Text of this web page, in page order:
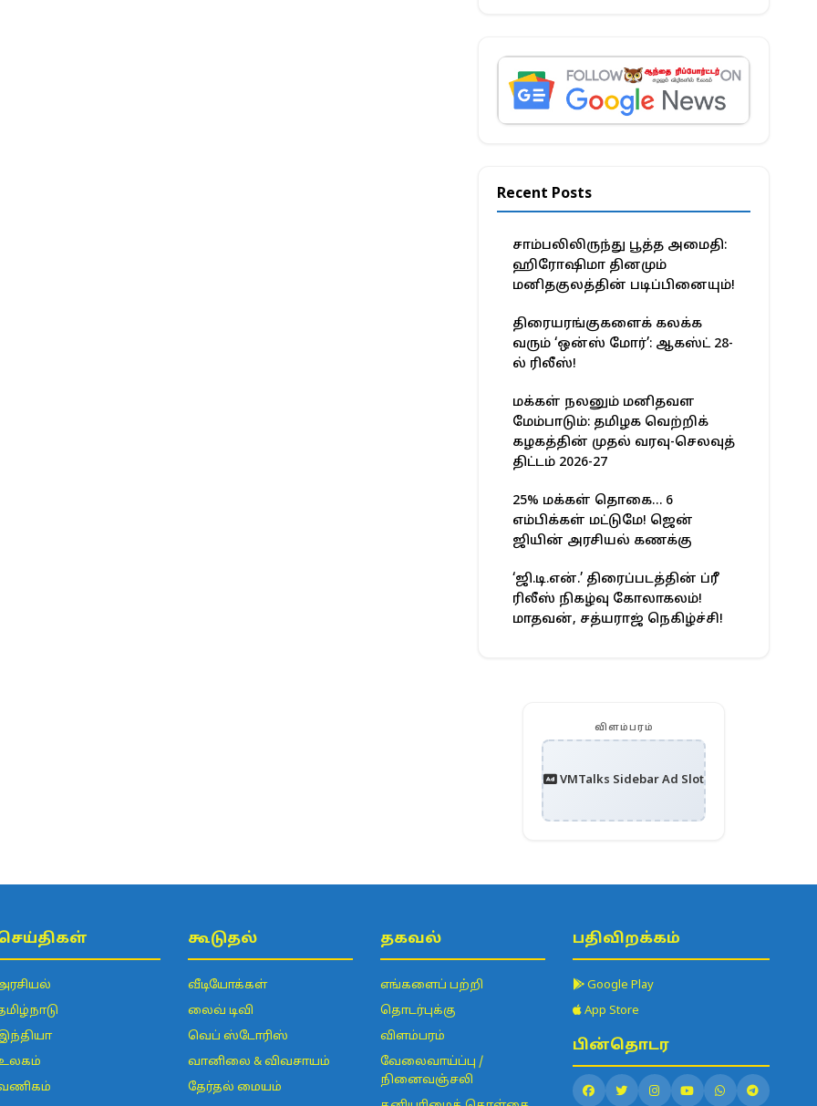
Recent Posts
சாம்பலிலிருந்து பூத்த அமைதி:
ஹிரோஷிமா தினமும்
மனிதகுலத்தின் படிப்பினையும்!
திரையரங்குகளைக் கலக்க
வரும் ‘ஒன்ஸ் மோர்’: ஆகஸ்ட் 28-
ல் ரிலீஸ்!
மக்கள் நலனும் மனிதவள
மேம்பாடும்: தமிழக வெற்றிக்
கழகத்தின் முதல் வரவு-செலவுத்
திட்டம் 2026-27
25% மக்கள் தொகை… 6
எம்பிக்கள் மட்டுமே! ஜென்
ஜியின் அரசியல் கணக்கு
‘ஜி.டி.என்.’ திரைப்படத்தின் ப்ரீ
ரிலீஸ் நிகழ்வு கோலாகலம்!
மாதவன், சத்யராஜ் நெகிழ்ச்சி!
விளம்பரம்
VMTalks Sidebar Ad Slot
கூடுதல்
வீடியோக்கள்
லைவ் டிவி
வெப் ஸ்டோரிஸ்
வானிலை & விவசாயம்
தேர்தல் மையம்
தகவல்
எங்களைப் பற்றி
தொடர்புக்கு
விளம்பரம்
வேலைவாய்ப்பு /
நினைவஞ்சலி
பதிவிறக்கம்
Google Play
App Store
பின்தொடர